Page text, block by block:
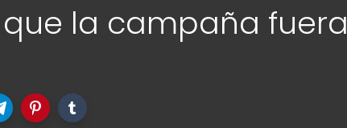
la campaña fuera